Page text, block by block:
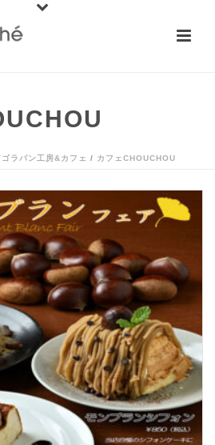
ラパン工房&カフェ / カフェCHOUCHOU